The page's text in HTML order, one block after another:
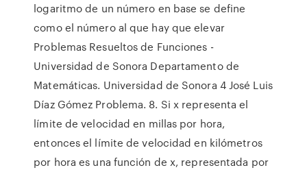
logaritmo de un número en base se define
como el número al que hay que elevar
Problemas Resueltos de Funciones -
Universidad de Sonora Departamento de
Matemáticas. Universidad de Sonora 4 José Luis
Díaz Gómez Problema. 8. Si x representa el
límite de velocidad en millas por hora,
entonces el límite de velocidad en kilómetros
por hora es una función de x, representada por